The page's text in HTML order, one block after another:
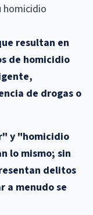
homicidio
resultan en
de homicidio
de drogas o
y "homicidio
lo mismo; sin
delitos
a menudo se